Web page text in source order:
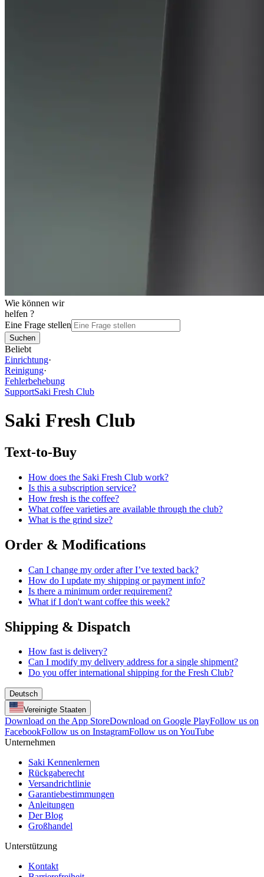
Wie können wir
helfen ?
Eine Frage stellen
Suchen
Beliebt
Einrichtung·
Reinigung·
Fehlerbehebung
SupportSaki Fresh Club
Saki Fresh Club
Text-to-Buy
How does the Saki Fresh Club work?
Is this a subscription service?
How fresh is the coffee?
What coffee varieties are available through the club?
What is the grind size?
Order & Modifications
Can I change my order after I’ve texted back?
How do I update my shipping or payment info?
Is there a minimum order requirement?
What if I don't want coffee this week?
Shipping & Dispatch
How fast is delivery?
Can I modify my delivery address for a single shipment?
Do you offer international shipping for the Fresh Club?
Deutsch
Vereinigte Staaten
Download on the App StoreDownload on Google PlayFollow us on
FacebookFollow us on InstagramFollow us on YouTube
Unternehmen
Saki Kennenlernen
Rückgaberecht
Versandrichtlinie
Garantiebestimmungen
Anleitungen
Der Blog
Großhandel
Unterstützung
Kontakt